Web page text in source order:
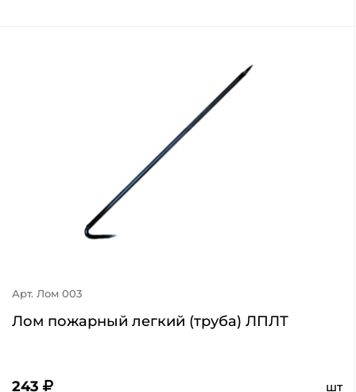
Арт. Лом 003
Лом пожарный легкий (труба) ЛПЛТ
243 шт